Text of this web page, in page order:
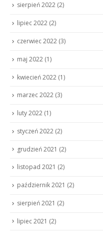
sierpień 2022 (2)
lipiec 2022 (2)
czerwiec 2022 (3)
maj 2022 (1)
kwiecień 2022 (1)
marzec 2022 (3)
luty 2022 (1)
styczeń 2022 (2)
grudzień 2021 (2)
listopad 2021 (2)
październik 2021 (2)
sierpień 2021 (2)
lipiec 2021 (2)